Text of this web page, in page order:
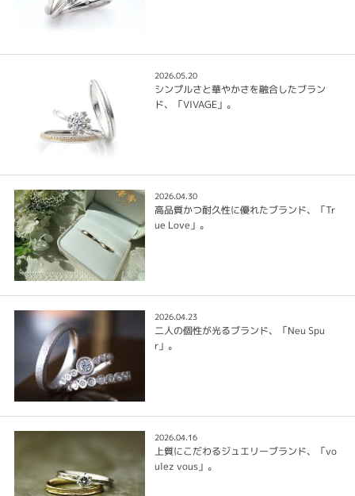
2026.05.20
シンプルさと華やかさを融合したブラン
ド、「VIVAGE」。
2026.04.30
高品質かつ耐久性に優れたブランド、「Tr
ue Love」。
2026.04.23
二人の個性が光るブランド、「Neu Spu
r」。
2026.04.16
上質にこだわるジュエリーブランド、「vo
ulez vous」。